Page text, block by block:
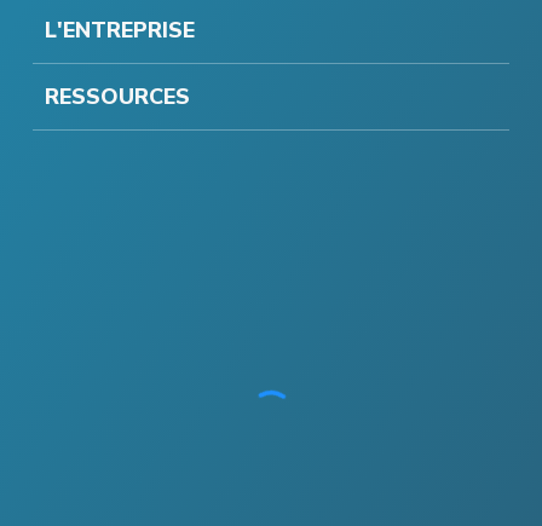
L'ENTREPRISE
RESSOURCES